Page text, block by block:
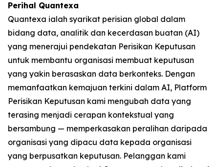
Perihal Quantexa
Quantexa ialah syarikat perisian global dalam
bidang data, analitik dan kecerdasan buatan (AI)
yang menerajui pendekatan Perisikan Keputusan
untuk membantu organisasi membuat keputusan
yang yakin berasaskan data berkonteks. Dengan
memanfaatkan kemajuan terkini dalam AI, Platform
Perisikan Keputusan kami mengubah data yang
terasing menjadi cerapan kontekstual yang
bersambung — memperkasakan peralihan daripada
organisasi yang dipacu data kepada organisasi
yang berpusatkan keputusan. Pelanggan kami